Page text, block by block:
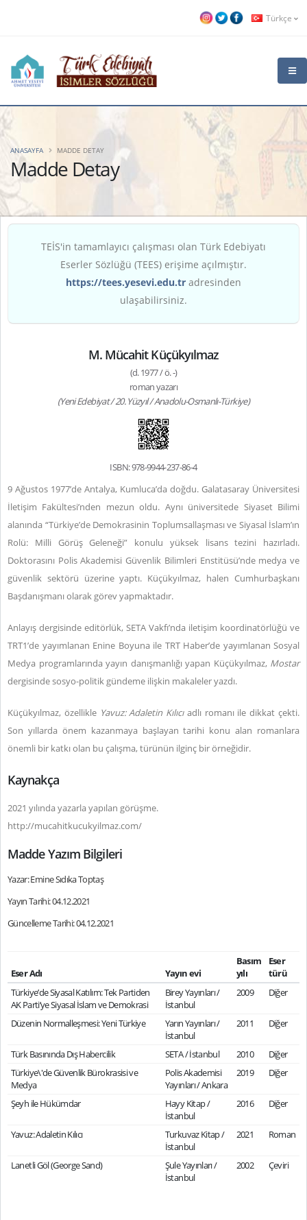
Türkçe
Madde Detay
ANASAYFA MADDE DETAY
TEİS'in tamamlayıcı çalışması olan Türk Edebiyatı
Eserler Sözlüğü (TEES) erişime açılmıştır.
https://tees.yesevi.edu.tr adresinden
ulaşabilirsiniz.
M. Mücahit Küçükyılmaz
(d. 1977 / ö. -)
roman yazarı
(Yeni Edebiyat / 20. Yüzyıl / Anadolu-Osmanlı-Türkiye)
ISBN: 978-9944-237-86-4
9 Ağustos 1977’de Antalya, Kumluca’da doğdu. Galatasaray Üniversitesi
İletişim Fakültesi’nden mezun oldu. Aynı üniversitede Siyaset Bilimi
alanında “Türkiye’de Demokrasinin Toplumsallaşması ve Siyasal İslam’ın
Rolü: Milli Görüş Geleneği” konulu yüksek lisans tezini hazırladı.
Doktorasını Polis Akademisi Güvenlik Bilimleri Enstitüsü’nde medya ve
güvenlik sektörü üzerine yaptı. Küçükyılmaz, halen Cumhurbaşkanı
Başdanışmanı olarak görev yapmaktadır.
Anlayış dergisinde editörlük, SETA Vakfı’nda iletişim koordinatörlüğü ve
TRT1’de yayımlanan Enine Boyuna ile TRT Haber’de yayımlanan Sosyal
Medya programlarında yayın danışmanlığı yapan Küçükyılmaz, Mostar
dergisinde sosyo-politik gündeme ilişkin makaleler yazdı.
Küçükyılmaz, özellikle Yavuz: Adaletin Kılıcı adlı romanı ile dikkat çekti.
Son yıllarda önem kazanmaya başlayan tarihi konu alan romanlara
önemli bir katkı olan bu çalışma, türünün ilginç bir örneğidir.
Kaynakça
2021 yılında yazarla yapılan görüşme.
http://mucahitkucukyilmaz.com/
Madde Yazım Bilgileri
Yazar: Emine Sıdıka Toptaş
Yayın Tarihi: 04.12.2021
Güncelleme Tarihi: 04.12.2021
Eser Adı Yayın evi
Basım
yılı
Eser
türü
Türkiye’de Siyasal Katılım: Tek Partiden
AK Parti’ye Siyasal İslam ve Demokrasi
Birey Yayınları /
İstanbul
2009 Diğer
Düzenin Normalleşmesi: Yeni Türkiye
Yarın Yayınları /
İstanbul
2011 Diğer
Türk Basınında Dış Habercilik SETA / İstanbul 2010
Diğer
Türkiye\'de Güvenlik Bürokrasisi ve
Medya
Polis Akademisi
Yayınları / Ankara
2019 Diğer
Şeyh ile Hükümdar
Hayy Kitap /
İstanbul
2016 Diğer
Yavuz: Adaletin Kılıcı
Turkuvaz Kitap /
İstanbul
2021 Roman
Lanetli Göl (George Sand)
Şule Yayınları /
İstanbul
2002 Çeviri